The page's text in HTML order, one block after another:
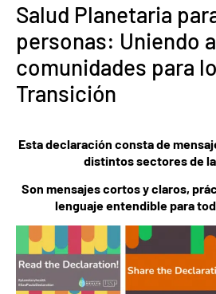
Salud Planetaria
personas: Uniendo
comunidades para
Transición
Esta declaración consta de
distintos sectores de
Son mensajes cortos y claros,
lenguaje entendible para